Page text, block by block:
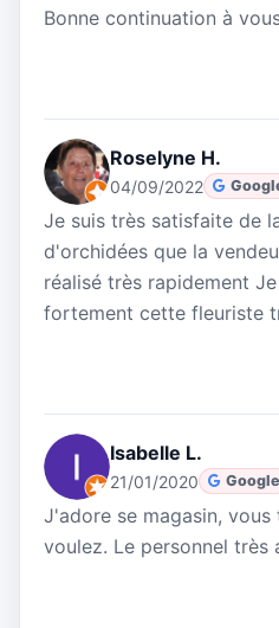
Bonne continuation à
Roselyne H.
04/09/2022
Je suis très satisfaite de
d'orchidées que la
réalisé très rapidement
fortement cette fleuriste
Isabelle L.
21/01/2020 Google
J'adore se magasin,
voulez. Le personnel très